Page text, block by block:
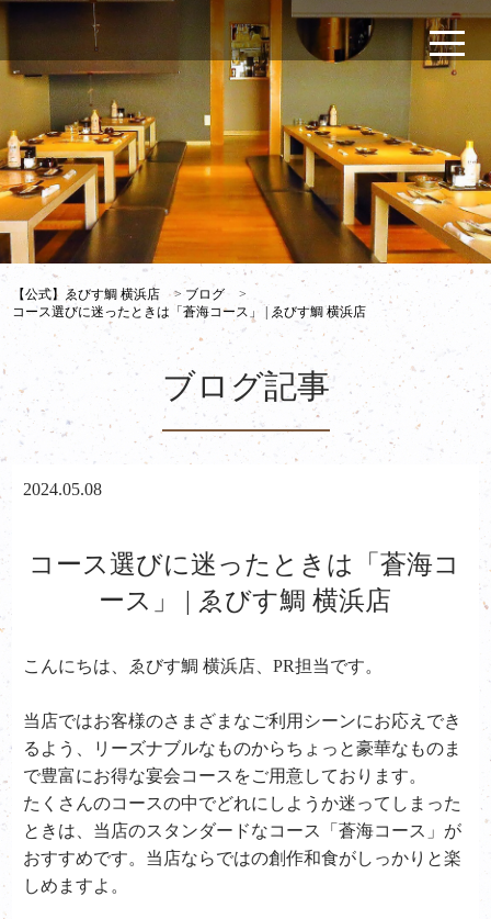
【公式】ゑびす鯛 横浜店 > ブログ
>
コース選びに迷ったときは「蒼海コース」 | ゑびす鯛 横浜店
ブログ記事
2024.05.08
コース選びに迷ったときは「蒼海コ
ース」 | ゑびす鯛 横浜店
こんにちは、ゑびす鯛 横浜店、PR担当です。
当店ではお客様のさまざまなご利用シーンにお応えでき
るよう、リーズナブルなものからちょっと豪華なものま
で豊富にお得な宴会コースをご用意しております。
たくさんのコースの中でどれにしようか迷ってしまった
ときは、当店のスタンダードなコース「蒼海コース」が
おすすめです。当店ならではの創作和食がしっかりと楽
しめますよ。